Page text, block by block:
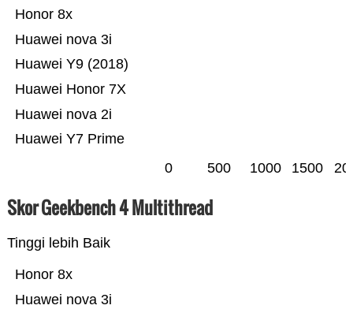
Huawei Y7 Prime
Huawei nova 2i
Huawei Honor 7X
Huawei Y9 (2018)
Huawei nova 3i
Honor 8x
0 500 1000 1500
Skor Geekbench 4 Multithread
Tinggi lebih Baik
Huawei nova 3i
Honor 8x